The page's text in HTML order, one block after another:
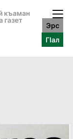
къаман
газет
Эрс
ГӀал